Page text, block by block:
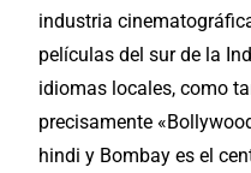
industria
películas del sur de la
idiomas locales, como
precisamente
hindi y Bombay es el